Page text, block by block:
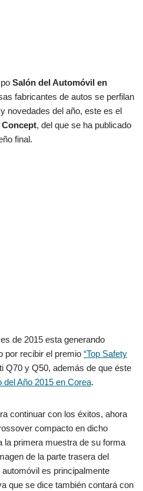
Salón del Automóvil en
fabricantes de autos se perfilan
novedades del año, este es el
Concept, del que se ha publicado
final.
de 2015 esta generando
por recibir el premio “Top Safety
Q70 y Q50, además de que éste
del Año 2015 en Corea.
continuar con los éxitos, ahora
compacto en dicho
la primera muestra de su forma
de la parte trasera del
automóvil es principalmente
que se dice también contará con